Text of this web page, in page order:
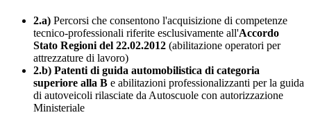
2.a) Percorsi che consentono l'acquisizione di competenze
tecnico-professionali riferite esclusivamente all'Accordo
Stato Regioni del 22.02.2012 (abilitazione operatori per
attrezzature di lavoro)
2.b) Patenti di guida automobilistica di categoria
superiore alla B e abilitazioni professionalizzanti per la guida
di autoveicoli rilasciate da Autoscuole con autorizzazione
Ministeriale